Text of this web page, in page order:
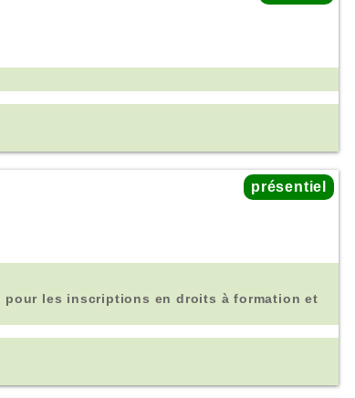
présentiel
pour les inscriptions en droits à formation et